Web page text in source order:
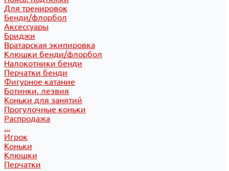
Для тренировок
Бенди/флорбол
Аксессуары
Бриджи
Вратарская экипировка
Клюшки бенди/флорбол
Налокотники бенди
Перчатки бенди
Фигурное катание
Ботинки, лезвия
Коньки для занятий
Прогулочные коньки
Распродажа
...
Игрок
Коньки
Клюшки
Перчатки